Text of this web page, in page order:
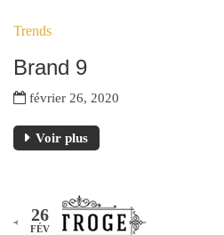
Trends
Brand 9
février 26, 2020
Voir plus
26
FÉV